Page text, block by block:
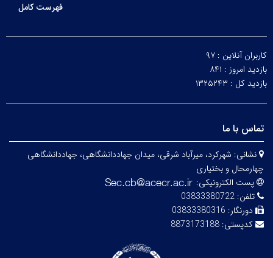
فهرست کامل
کاربران آنلاین : ۹۷
بازدید امروز : ۸۴۱
بازدید کل : ۱۳۲۵۲۴۳
تماس با ما
نشانی: شهرکرد، میرآباد شرقی، میدان جهاددانشگاهی، جهاددانشگاهی
چهارمحال و بختیاری
پست الکترونیکی:
تلفن: 03833380722
دورنگار: 03833380316
کدپستی: 8873173188